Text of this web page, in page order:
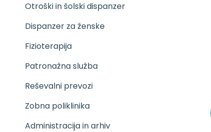
Otroški in šolski dispanzer
Dispanzer za ženske
Fizioterapija
Patronažna služba
Reševalni prevozi
Zobna poliklinika
Administracija in arhiv